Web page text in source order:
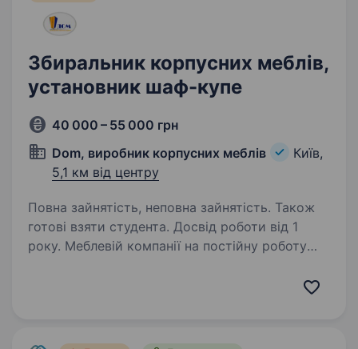
Збиральник корпусних меблів,
установник шаф-купе
40 000 – 55 000 грн
Dom, виробник корпусних меблів
Київ,
5,1 км від центру
Повна зайнятість, неповна зайнятість. Також
готові взяти студента. Досвід роботи від 1
року. Меблевій компанії на постійну роботу
…